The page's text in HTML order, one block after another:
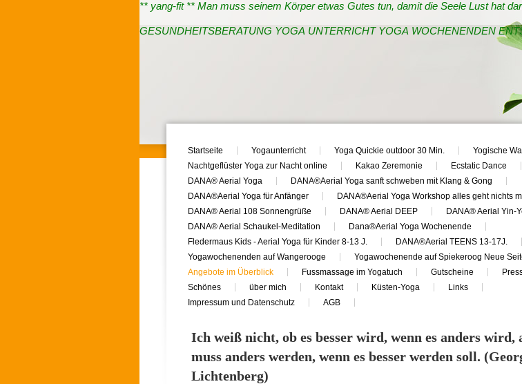
** yang-fit ** Man muss seinem Körper etwas Gutes tun, damit die Seele Lust hat
GESUNDHEITSBERATUNG YOGA UNTERRICHT YOGA WOCHENENDEN
Startseite Yogaunterricht Yoga Quickie outdoor 30 Min.
Yogische
Nachtgeflüster Yoga zur Nacht online
Kakao Zeremonie
Ecstatic Dance
DANA® Aerial Yoga
DANA®Aerial Yoga sanft schweben mit Klang & Gong
DANA®Aerial Yoga für Anfänger
DANA®Aerial Yoga Workshop alles geht nichts
DANA® Aerial 108 Sonnengrüße
DANA® Aerial DEEP
DANA® Aerial Yin-
DANA® Aerial Schaukel-Meditation
Dana®Aerial Yoga Wochenende
Fledermaus Kids - Aerial Yoga für Kinder 8-13 J.
DANA®Aerial TEENS 13-17J.
Yogawochenenden auf Wangerooge
Yogawochenende auf Spiekeroog Neue
Angebote im Überblick
Fussmassage im Yogatuch Gutscheine
Schönes
über mich Kontakt Küsten-Yoga
Links
Impressum und Datenschutz
AGB
Ich weiß nicht, ob es besser wird, wenn es anders wird,
muss anders werden, wenn es besser werden soll.
Lichtenberg)